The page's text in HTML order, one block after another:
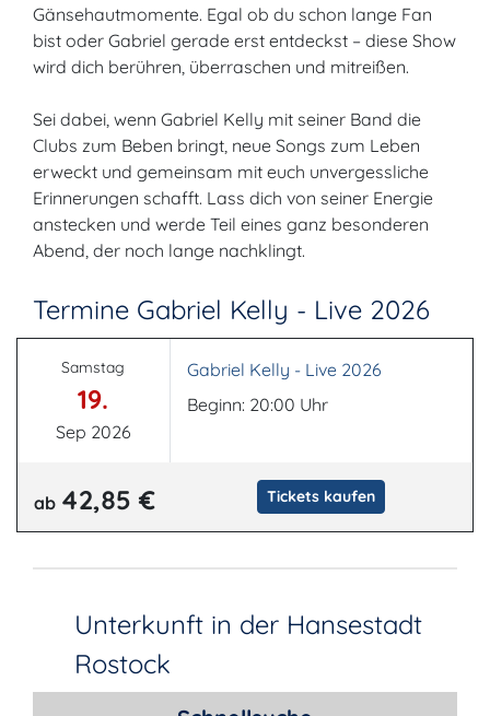
Gänsehautmomente. Egal ob du schon lange Fan
bist oder Gabriel gerade erst entdeckst – diese Show
wird dich berühren, überraschen und mitreißen.
Sei dabei, wenn Gabriel Kelly mit seiner Band die
Clubs zum Beben bringt, neue Songs zum Leben
erweckt und gemeinsam mit euch unvergessliche
Erinnerungen schafft. Lass dich von seiner Energie
anstecken und werde Teil eines ganz besonderen
Abend, der noch lange nachklingt.
Termine Gabriel Kelly - Live 2026
Samstag
19.
Sep 2026
Gabriel Kelly - Live 2026
Beginn: 20:00 Uhr
ab 42,85 € Tickets kaufen
Unterkunft in der Hansestadt
Rostock